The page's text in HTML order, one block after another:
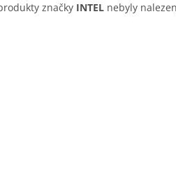
značky INTEL nebyly